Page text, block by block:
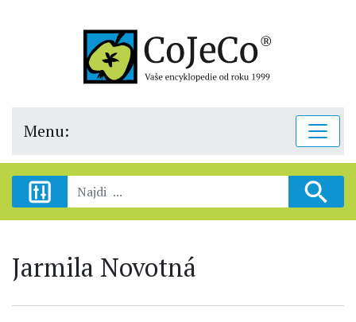
Menu:
Jarmila Novotná